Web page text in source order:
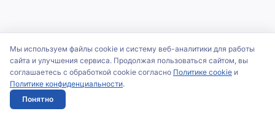
Мы используем файлы cookie и систему веб-аналитики для работы
сайта и улучшения сервиса. Продолжая пользоваться сайтом, вы
соглашаетесь с обработкой cookie согласно Политике cookie и
Политике конфиденциальности.
Понятно